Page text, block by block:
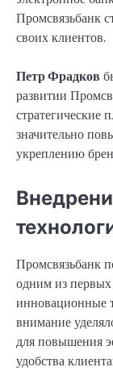
Промсвязьбанк
своих клиентов.
Петр Фрадков
развитии
стратегические
значительно
укреплению
Промсвязьбанк
одним из
инновационные
внимание
для повышения
удобства